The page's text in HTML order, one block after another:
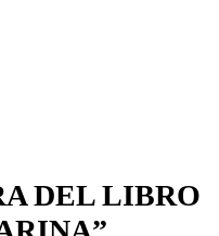
DEL LIBRO